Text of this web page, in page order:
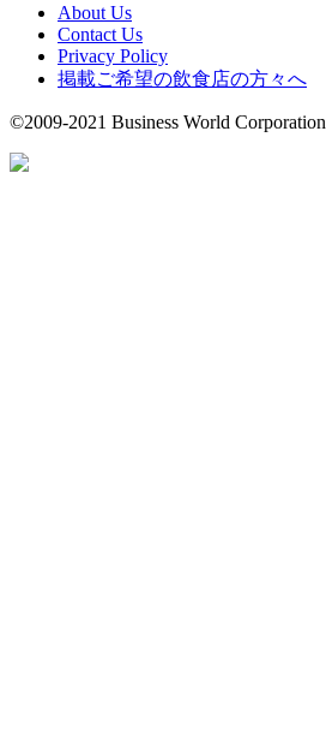
About Us
Contact Us
Privacy Policy
掲載ご希望の飲食店の方々へ
©2009-2021 Business World Corporation